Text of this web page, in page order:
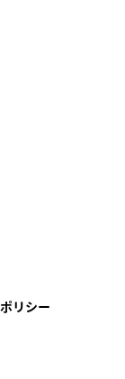
リシー